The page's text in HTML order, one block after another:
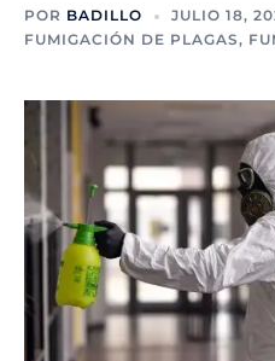
POR BADILLO
JULIO 18,
FUMIGACIÓN DE PLAGAS,